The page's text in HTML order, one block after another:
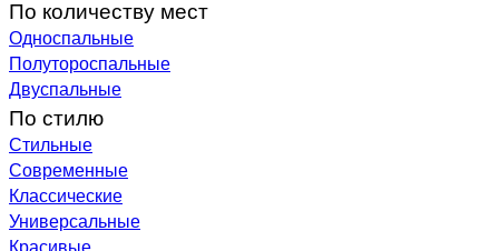
По количеству мест
Односпальные
Полутороспальные
Двуспальные
По стилю
Стильные
Современные
Классические
Универсальные